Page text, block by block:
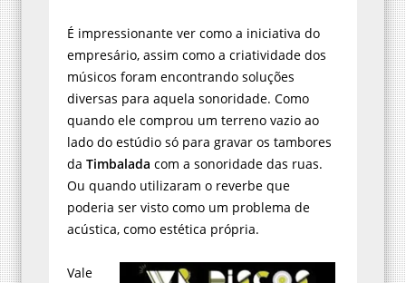
É impressionante ver como a iniciativa do
empresário, assim como a criatividade dos
músicos foram encontrando soluções
diversas para aquela sonoridade. Como
quando ele comprou um terreno vazio ao
lado do estúdio só para gravar os tambores
da Timbalada com a sonoridade das ruas.
Ou quando utilizaram o reverbe que
poderia ser visto como um problema de
acústica, como estética própria.
Vale